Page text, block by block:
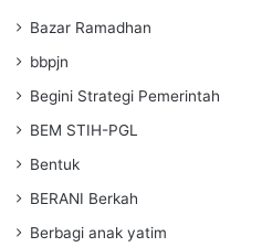
Bazar Ramadhan
bbpjn
Begini Strategi Pemerintah
BEM STIH-PGL
Bentuk
BERANI Berkah
Berbagi anak yatim